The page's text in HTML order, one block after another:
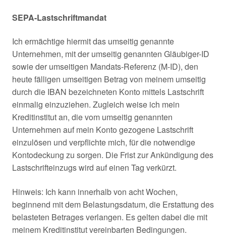
SEPA-Lastschriftmandat
Ich ermächtige hiermit das umseitig genannte
Unternehmen, mit der umseitig genannten Gläubiger-ID
sowie der umseitigen Mandats-Referenz (M-ID), den
heute fälligen umseitigen Betrag von meinem umseitig
durch die IBAN bezeichneten Konto mittels Lastschrift
einmalig einzuziehen. Zugleich weise ich mein
Kreditinstitut an, die vom umseitig genannten
Unternehmen auf mein Konto gezogene Lastschrift
einzulösen und verpflichte mich, für die notwendige
Kontodeckung zu sorgen. Die Frist zur Ankündigung des
Lastschrifteinzugs wird auf einen Tag verkürzt.
Hinweis: Ich kann innerhalb von acht Wochen,
beginnend mit dem Belastungsdatum, die Erstattung des
belasteten Betrages verlangen. Es gelten dabei die mit
meinem Kreditinstitut vereinbarten Bedingungen.